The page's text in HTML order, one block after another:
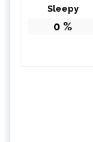
Sleepy
0 %